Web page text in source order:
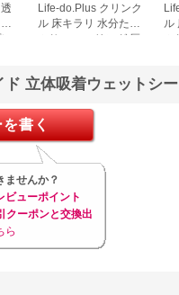
Life-do.Plus クリンク
ル 床キラリ 水分たっ
ぷり フローリング 厚
ル
立体吸着ウェットシ
書く
ませんか？
ビューポイント
クーポンと交換出
ら